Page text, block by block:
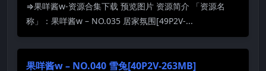
⇒果咩酱w-资源合集下载 预览图片 资源简介 「资源名
称」：果咩酱w – NO.035 居家氛围[49P2V-...
果咩酱w – NO.040 雪兔[40P2V-263MB]